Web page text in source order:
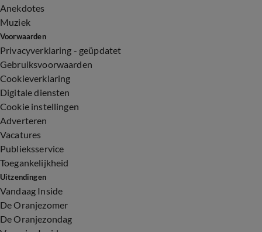
Anekdotes
Muziek
Voorwaarden
Privacyverklaring - geüpdatet
Gebruiksvoorwaarden
Cookieverklaring
Digitale diensten
Cookie instellingen
Adverteren
Vacatures
Publieksservice
Toegankelijkheid
Uitzendingen
Vandaag Inside
De Oranjezomer
De Oranjezondag